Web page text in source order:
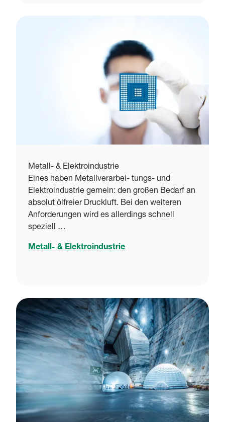
Metall- & Elektroindustrie
Eines haben Metallverarbei- tungs- und
Elektroindustrie gemein: den großen Bedarf an
absolut ölfreier Druckluft. Bei den weiteren
Anforderungen wird es allerdings schnell
speziell …
Metall- & Elektroindustrie